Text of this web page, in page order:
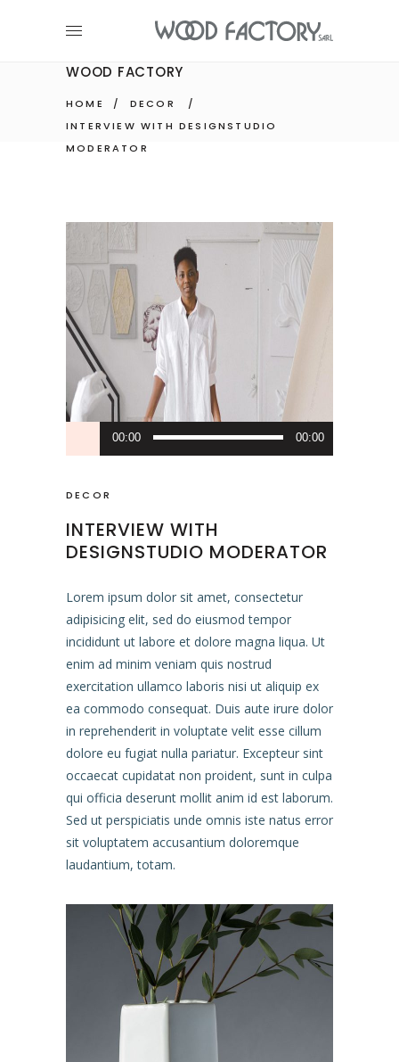
WOOD FACTORY
HOME / DECOR
/
INTERVIEW WITH DESIGNSTUDIO
MODERATOR
Player
00:00 00:00
DECOR
INTERVIEW WITH
DESIGNSTUDIO MODERATOR
Lorem ipsum dolor sit amet, consectetur
adipisicing elit, sed do eiusmod tempor
incididunt ut labore et dolore magna liqua. Ut
enim ad minim veniam quis nostrud
exercitation ullamco laboris nisi ut aliquip ex
ea commodo consequat. Duis aute irure dolor
in reprehenderit in voluptate velit esse cillum
dolore eu fugiat nulla pariatur. Excepteur sint
occaecat cupidatat non proident, sunt in culpa
qui officia deserunt mollit anim id est laborum.
Sed ut perspiciatis unde omnis iste natus error
sit voluptatem accusantium doloremque
laudantium, totam.